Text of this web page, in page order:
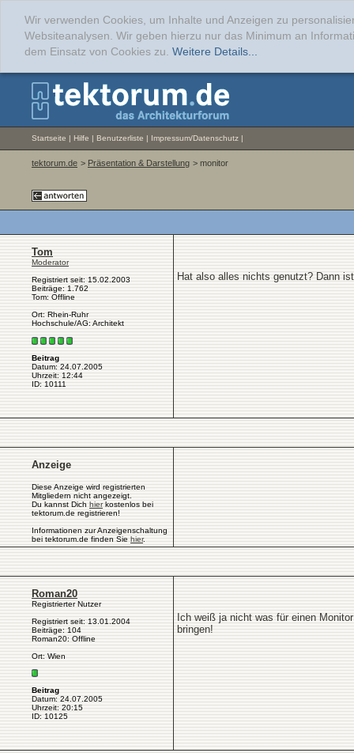
Wir verwenden Cookies, um Inhalte und Anzeigen zu
Websiteanalysen. Wir geben hierzu nur das Minimum an
dem Einsatz von Cookies zu. Weitere Details...
Startseite | Hilfe | Benutzerliste | Impressum/Datenschutz |
tektorum.de > Präsentation & Darstellung > monitor
Tom
Moderator
Registriert seit: 15.02.2003
Beiträge: 1.762
Tom: Offline
Ort: Rhein-Ruhr
Hochschule/AG: Architekt
Beitrag
Datum: 24.07.2005
Uhrzeit: 12:44
ID: 10111
Hat also alles nichts genutzt? Dann
Anzeige
Diese Anzeige wird registrierten
Mitgliedern nicht angezeigt.
Du kannst Dich hierkostenlos bei
tektorum.de registrieren!
Informationen zur Anzeigenschaltung
bei tektorum.de finden Sie hier.
Roman20
Registrierter Nutzer
Registriert seit: 13.01.2004
Beiträge: 104
Roman20: Offline
Ort: Wien
Beitrag
Datum: 24.07.2005
Uhrzeit: 20:15
ID: 10125
Ich weiß ja nicht was für einen
bringen!